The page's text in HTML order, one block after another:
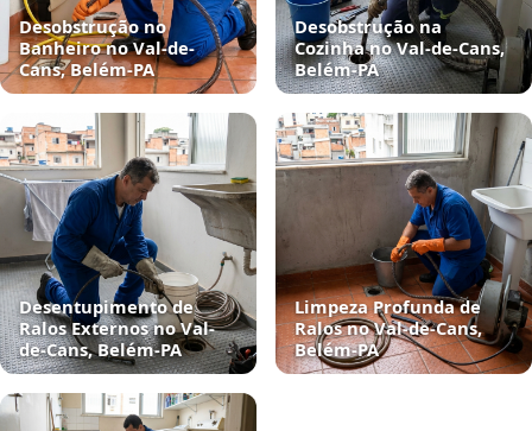
Desobstrução no
Banheiro no Val-de-
Cans, Belém‑PA
Desobstrução na
Cozinha no Val-de-Cans,
Belém‑PA
Desentupimento de
Ralos Externos no Val-
de-Cans, Belém‑PA
Limpeza Profunda de
Ralos no Val-de-Cans,
Belém‑PA